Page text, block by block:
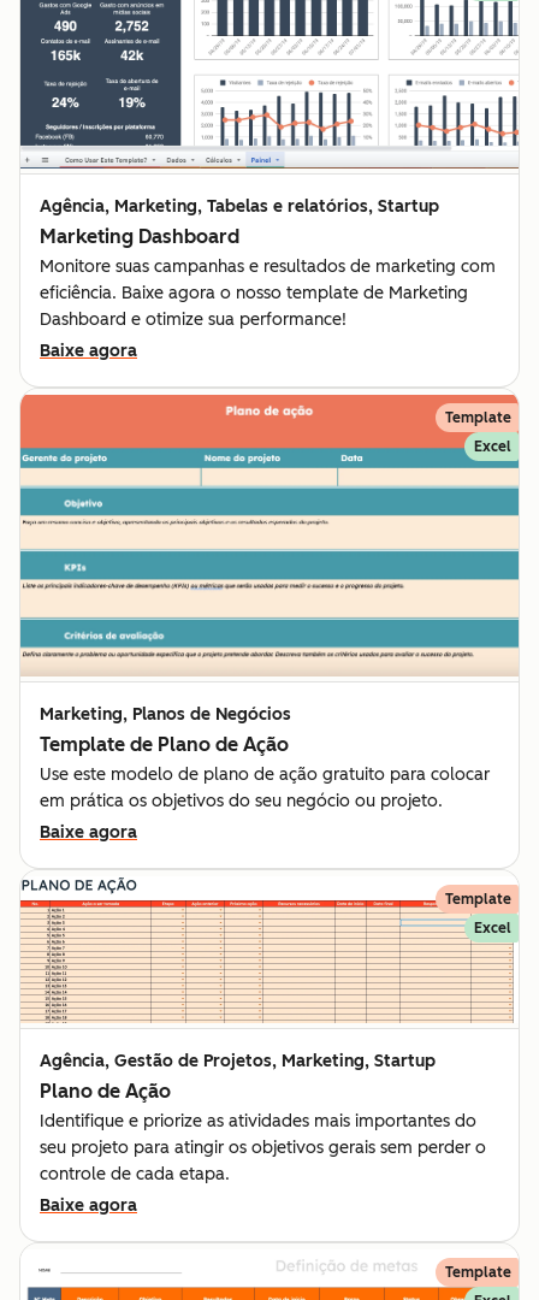
Agência, Marketing, Tabelas e relatórios, Startup
Marketing Dashboard
Monitore suas campanhas e resultados de marketing com
eficiência. Baixe agora o nosso template de Marketing
Dashboard e otimize sua performance!
Baixe agora
Template
Excel
Marketing, Planos de Negócios
Template de Plano de Ação
Use este modelo de plano de ação gratuito para colocar
em prática os objetivos do seu negócio ou projeto.
Baixe agora
Template
Excel
Agência, Gestão de Projetos, Marketing, Startup
Plano de Ação
Identifique e priorize as atividades mais importantes do
seu projeto para atingir os objetivos gerais sem perder o
controle de cada etapa.
Baixe agora
Template